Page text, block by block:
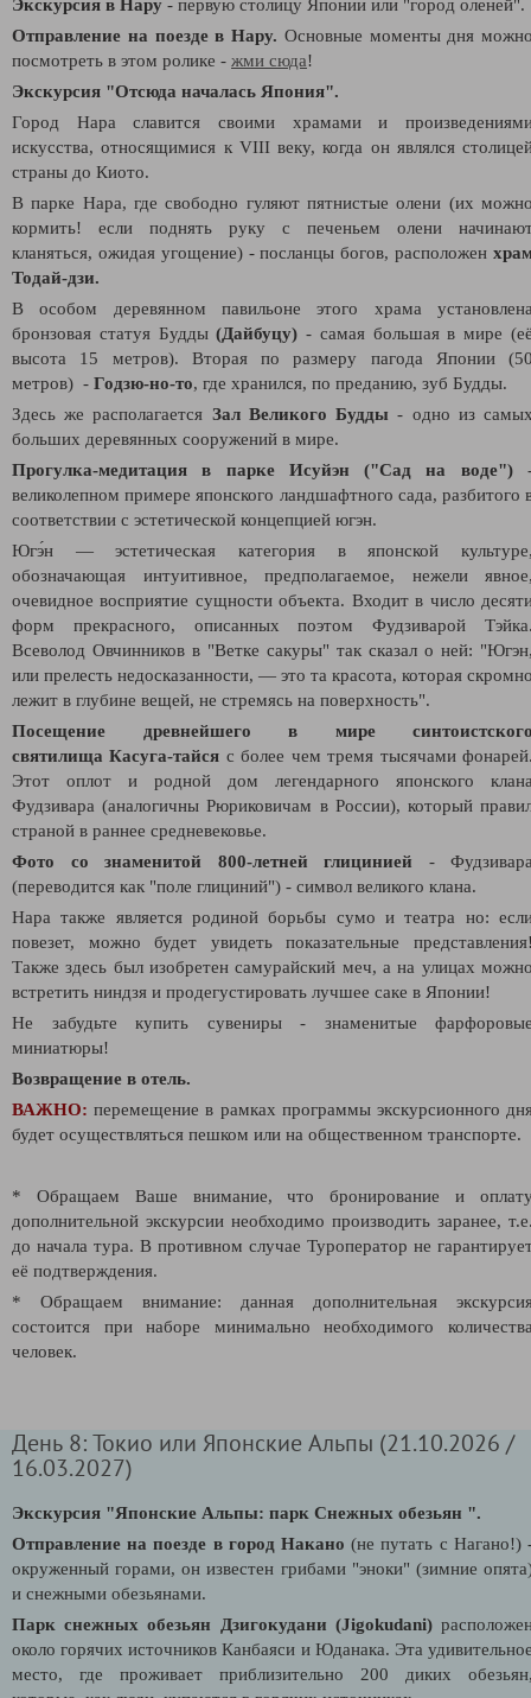
Экскурсия в Нару - первую столицу Японии или "город оленей".
Отправление на поезде в Нару. Основные моменты дня
посмотреть в этом ролике - жми сюда!
Экскурсия "Отсюда началась Япония".
Город Нара славится своими храмами и
искусства, относящимися к VIII веку, когда он являлся
страны до Киото.
В парке Нара, где свободно гуляют пятнистые олени (их
кормить! если поднять руку с печеньем олени
кланяться, ожидая угощение) - посланцы богов, расположен
Тодай-дзи.
В особом деревянном павильоне этого храма
бронзовая статуя Будды(Дайбуцу) - самая большая в мире
высота 15 метров). Вторая по размеру пагода Японии
метров) - Годзю-но-то, где хранился, по преданию, зуб Будды.
Здесь же располагается Зал Великого Будды- одно из
больших деревянных сооружений в мире.
Прогулка-медитация в парке Исуйэн ("Сад на воде")
великолепном примере японского ландшафтного сада, разбитого
соответствии с эстетической концепцией югэн.
Югэ́н — эстетическая категория в японской
обозначающая интуитивное, предполагаемое, нежели
очевидное восприятие сущности объекта. Входит в число
форм прекрасного, описанных поэтом Фудзиварой
Всеволод Овчинников в "Ветке сакуры" так сказал о ней:
или прелесть недосказанности, — это та красота, которая
лежит в глубине вещей, не стремясь на поверхность".
Посещение древнейшего в мире
святилища Касуга-тайcя с более чем тремя тысячами
Этот оплот и родной дом легендарного японского
Фудзивара (аналогичны Рюриковичам в России), который
страной в раннее средневековье.
Фото со знаменитой 800-летней глицинией -
(переводится как "поле глициний") - символ великого клана.
Нара также является родиной борьбы сумо и театра но:
повезет, можно будет увидеть показательные
Также здесь был изобретен самурайский меч, а на улицах
встретить ниндзя и продегустировать лучшее саке в Японии!
Не забудьте купить сувениры - знаменитые
миниатюры!
Возвращение в отель.
ВАЖНО: перемещение в рамках программы экскурсионного
будет осуществляться пешком или на общественном транспорте.
* Обращаем Ваше внимание, что бронирование и
дополнительной экскурсии необходимо производить заранее,
до начала тура. В противном случае Туроператор не
её подтверждения.
* Обращаем внимание: данная дополнительная
состоится при наборе минимально необходимого
человек.
День 8: Токио или Японские Альпы (21.10.2026 /
16.03.2027)
Экскурсия "Японские Альпы: парк Снежных обезьян ".
Отправление на поезде в город Накано(не путать с Нагано!)
окруженный горами, он известен грибами "эноки" (зимние
и снежными обезьянами.
Парк снежных обезьян Дзигокудани (Jigokudani)
около горячих источников Канбаяси и Юданака. Эта
место, где проживает приблизительно 200 диких